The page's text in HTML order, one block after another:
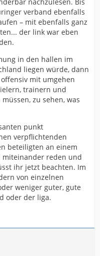
verband ebenfalls
– mit ebenfalls ganz
der link war eben
in den hallen im
liegen würde, dann
mit umgehen
trainern und
zu sehen, was
punkt
verpflichtenden
beteiligten an einem
miteinander reden und
ihr jetzt beachten. Im
von einzelnen
weniger guter, gute
oder der liga.